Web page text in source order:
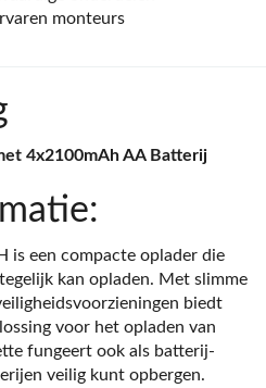
monteurs
4x2100mAh AA Batterij
is een compacte oplader die
kan opladen. Met slimme
biedt
voor het opladen van
fungeert ook als batterij-
veilig kunt opbergen.